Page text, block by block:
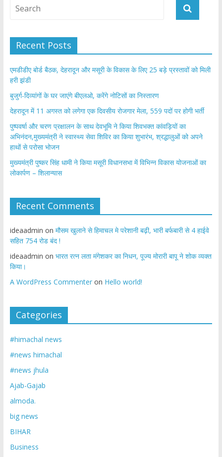
Recent Posts
एमडीडीए बोर्ड बैठक, देहरादून और मसूरी के विकास के लिए 25 बड़े प्रस्तावों को मिली
हरी झंडी
बुजुर्ग-दिव्यांगों के घर जाएंगे बीएलओ, करेंगे नोटिसों का निस्तारण
​देहरादून में 11 अगस्त को लगेगा एक दिवसीय रोजगार मेला, 559 पदों पर होगी भर्ती
पुष्पवर्षा और चरण प्रक्षालन के साथ देवभूमि ने किया शिवभक्त कांवड़ियों का
अभिनंदन,मुख्यमंत्री ने स्वास्थ्य सेवा शिविर का किया शुभारंभ, श्रद्धालुओं को अपने
हाथों से परोसा भोजन
मुख्यमंत्री पुष्कर सिंह धामी ने किया मसूरी विधानसभा में विभिन्न विकास योजनाओं का
लोकार्पण – शिलान्यास
Recent Comments
ideaadmin on मौसम खुलाने से हिमाचल मे परेशानी बढ़ी, भारी बर्फबारी से 4 हाईवे
सहित 754 रोड बंद !
ideaadmin on भारत रत्न लता मंगेशकर का निधन, पूज्य मोरारी बापू ने शोक व्यक्त
किया।
A WordPress Commenteron Hello world!
Categories
#himachal news
#news himachal
#news jhula
Ajab-Gajab
almoda.
big news
BIHAR
Business